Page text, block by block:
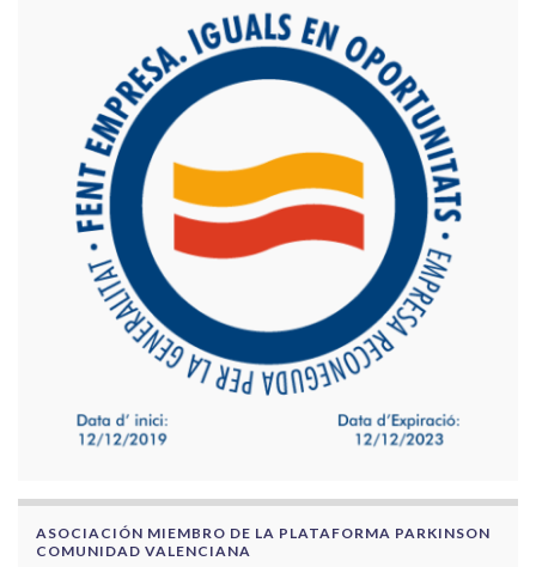
ASOCIACIÓN MIEMBRO DE LA PLATAFORMA PARKINSON
COMUNIDAD VALENCIANA